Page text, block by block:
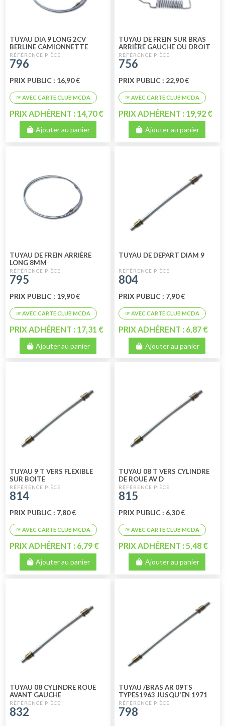
TUYAU DIA 9 LONG 2CV
BERLINE CAMIONNETTE
796
PRIX PUBLIC : 16,90 €
PRIX ADHÉRENT : 14,70 €
Ajouter au panier
TUYAU DE FREIN SUR BRAS
ARRIÈRE GAUCHE OU DROIT
8MM
756
PRIX PUBLIC : 22,90 €
PRIX ADHÉRENT : 19,92 €
Ajouter au panier
TUYAU DE FREIN ARRIÈRE
LONG 8MM
795
PRIX PUBLIC : 19,90 €
PRIX ADHÉRENT : 17,31 €
Ajouter au panier
TUYAU DE DEPART DIAM 9
804
PRIX PUBLIC : 7,90 €
PRIX ADHÉRENT : 6,87 €
Ajouter au panier
TUYAU 9 T VERS FLEXIBLE
SUR BOITE
814
PRIX PUBLIC : 7,80 €
PRIX ADHÉRENT : 6,79 €
Ajouter au panier
TUYAU 08 T VERS CYLINDRE
DE ROUE AV D
815
PRIX PUBLIC : 6,30 €
PRIX ADHÉRENT : 5,48 €
Ajouter au panier
TUYAU 08 CYLINDRE ROUE
AVANT GAUCHE
832
TUYAU /BRAS AR 09TS
TYPES1963 JUSQU'EN 1971
798